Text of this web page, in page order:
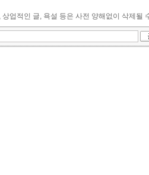
업적인 글, 욕설 등은 사전 양해없이 삭제될